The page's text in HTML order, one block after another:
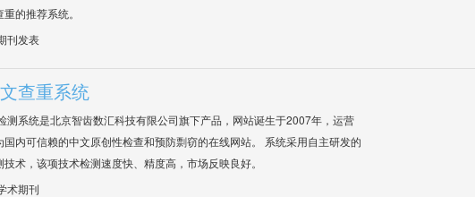
的推荐系统。
刊发表
查重系统
测系统是北京智齿数汇科技有限公司旗下产品，网站诞生于2007年，运营
国内可信赖的中文原创性检查和预防剽窃的在线网站。 系统采用自主研发的
术，该项技术检测速度快、精度高，市场反映良好。
术期刊